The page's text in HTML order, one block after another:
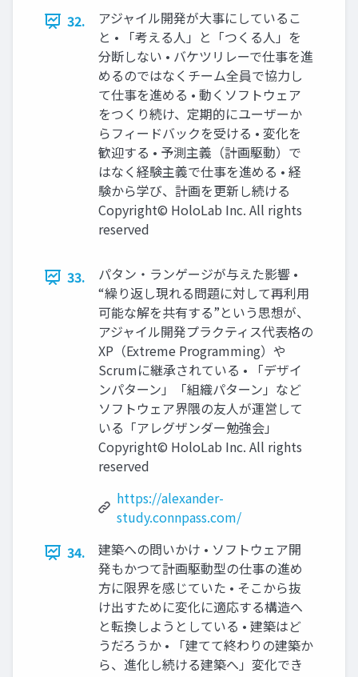
32.
アジャイル開発が大事にしているこ
と • 「考える人」と「つくる人」を
分断しない • バケツリレーで仕事を進
めるのではなくチーム全員で協力し
て仕事を進める • 動くソフトウェア
をつくり続け、定期的にユーザーか
らフィードバックを受ける • 変化を
歓迎する • 予測主義（計画駆動）で
はなく経験主義で仕事を進める • 経
験から学び、計画を更新し続ける
Copyright© HoloLab Inc. All rights
reserved
33.
パタン・ランゲージが与えた影響 •
“繰り返し現れる問題に対して再利用
可能な解を共有する”という思想が、
アジャイル開発プラクティス代表格の
XP（Extreme Programming）や
Scrumに継承されている • 「デザイ
ンパターン」「組織パターン」など
ソフトウェア界隈の友人が運営して
いる「アレグザンダー勉強会」
Copyright© HoloLab Inc. All rights
reserved
https://alexander-
study.connpass.com/
34.
建築への問いかけ • ソフトウェア開
発もかつて計画駆動型の仕事の進め
方に限界を感じていた • そこから抜
け出すために変化に適応する構造へ
と転換しようとしている • 建築はど
うだろうか • 「建てて終わりの建築か
ら、進化し続ける建築へ」変化でき